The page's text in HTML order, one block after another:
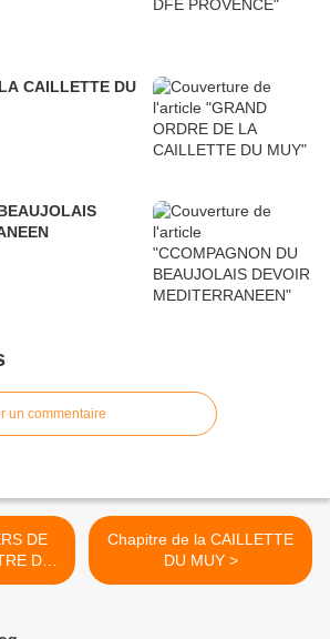
CAILLETTE DU
un commentaire
DE
A
Chapitre de la CAILLETTE
DU MUY >